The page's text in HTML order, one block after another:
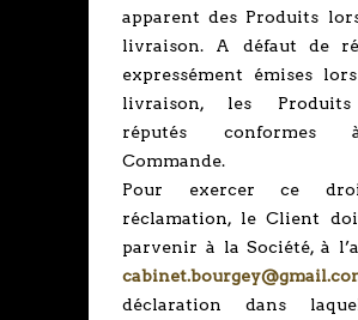
apparent des Produits
livraison. A défaut de
expressément émises
livraison, les
réputés
Commande.
Pour exercer ce
réclamation, le Client
parvenir à la Société, à
déclaration dans